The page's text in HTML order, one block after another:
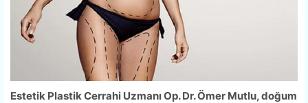
Estetik Plastik Cerrahi Uzmanı Op. Dr. Ömer Mutlu, doğum